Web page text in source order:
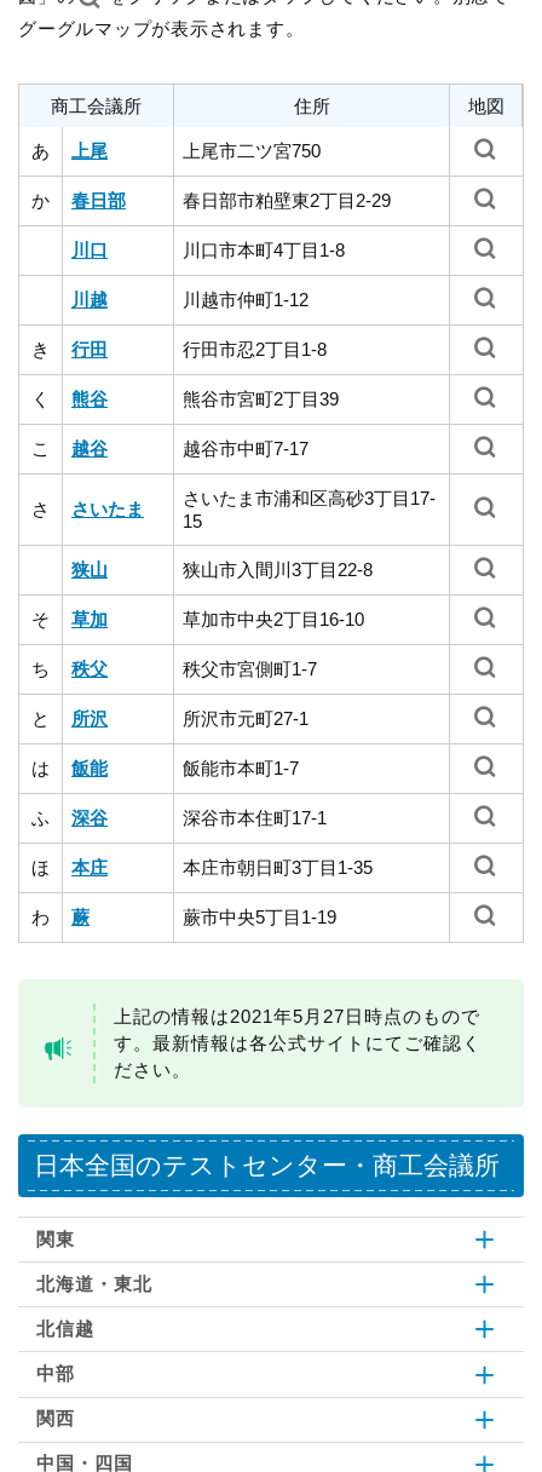
グーグルマップが表示されます。
商工会議所 住所 地図
あ 上尾 上尾市二ツ宮750
か 春日部 春日部市粕壁東2丁目2-29
川口 川口市本町4丁目1-8
川越 川越市仲町1-12
き 行田 行田市忍2丁目1-8
く 熊谷 熊谷市宮町2丁目39
こ 越谷 越谷市中町7-17
さ さいたま
さいたま市浦和区高砂3丁目17-
15
狭山 狭山市入間川3丁目22-8
そ 草加 草加市中央2丁目16-10
ち 秩父 秩父市宮側町1-7
と 所沢 所沢市元町27-1
は 飯能 飯能市本町1-7
ふ 深谷 深谷市本住町17-1
ほ 本庄 本庄市朝日町3丁目1-35
わ 蕨 蕨市中央5丁目1-19
上記の情報は2021年5月27日時点のもので
す。最新情報は各公式サイトにてご確認く
ださい。
日本全国のテストセンター・商工会議所
関東
北海道・東北
北信越
中部
関西
中国・四国